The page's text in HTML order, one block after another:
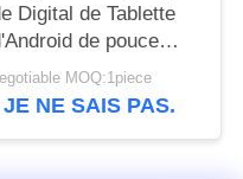
Digital de Tablette
de pouce
WIFI Bluetooth avec la
caméra avant
MOQ:1piece
NE SAIS PAS.